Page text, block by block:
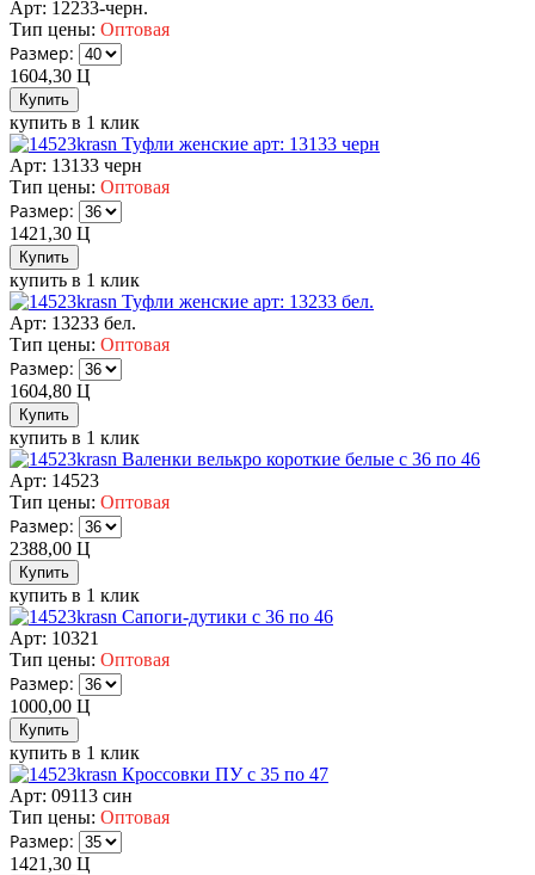
Арт: 12233-черн.
Тип цены: Оптовая
Размер:
1604,30 Ц
купить в 1 клик
Туфли женские арт: 13133 черн
Арт: 13133 черн
Тип цены: Оптовая
Размер:
1421,30 Ц
купить в 1 клик
Туфли женские арт: 13233 бел.
Арт: 13233 бел.
Тип цены: Оптовая
Размер:
1604,80 Ц
купить в 1 клик
Валенки велькро короткие белые с 36 по 46
Арт: 14523
Тип цены: Оптовая
Размер:
2388,00 Ц
купить в 1 клик
Сапоги-дутики с 36 по 46
Арт: 10321
Тип цены: Оптовая
Размер:
1000,00 Ц
купить в 1 клик
Кроссовки ПУ с 35 по 47
Арт: 09113 син
Тип цены: Оптовая
Размер:
1421,30 Ц